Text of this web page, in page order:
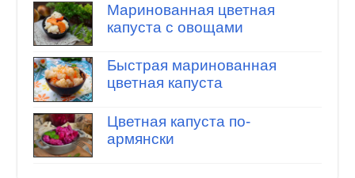
Маринованная цветная
капуста с овощами
Быстрая маринованная
цветная капуста
Цветная капуста по-
армянски